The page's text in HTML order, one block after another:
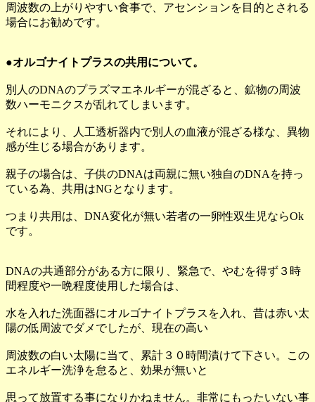
周波数の上がりやすい食事で、アセンションを目的とされる
場合にお勧めです。
●オルゴナイトプラスの共用について。
別人のDNAのプラズマエネルギーが混ざると、鉱物の周波
数ハーモニクスが乱れてしまいます。
それにより、人工透析器内で別人の血液が混ざる様な、異物
感が生じる場合があります。
親子の場合は、子供のDNAは両親に無い独自のDNAを持っ
ている為、共用はNGとなります。
つまり共用は、DNA変化が無い若者の一卵性双生児ならOk
です。
DNAの共通部分がある方に限り、緊急で、やむを得ず３時
間程度や一晩程度使用した場合は、
水を入れた洗面器にオルゴナイトプラスを入れ、昔は赤い太
陽の低周波でダメでしたが、現在の高い
周波数の白い太陽に当て、累計３０時間漬けて下さい。この
エネルギー洗浄を怠ると、効果が無いと
思って放置する事になりかねません。非常にもったいない事